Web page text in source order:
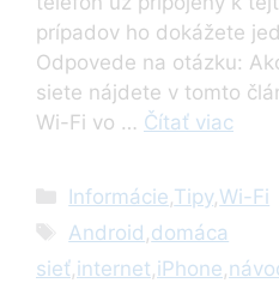
prípadov ho dokážete
Odpovede na otázku:
siete nájdete v tomto
Wi-Fi vo … Čítať viac
Kategórie
Informácie,Tipy,Wi-Fi
Značky
Android ,domáca
sieť,internet,iPhone,